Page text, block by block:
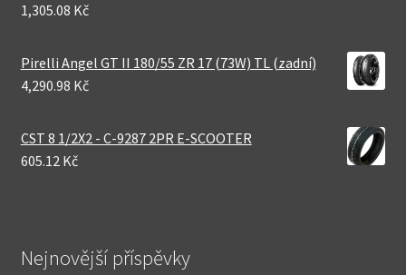
1,305.08 Kč
Pirelli Angel GT II 180/55 ZR 17 (73W) TL (zadní)
4,290.98 Kč
CST 8 1/2X2 - C-9287 2PR E-SCOOTER
605.12 Kč
Nejnovější příspěvky